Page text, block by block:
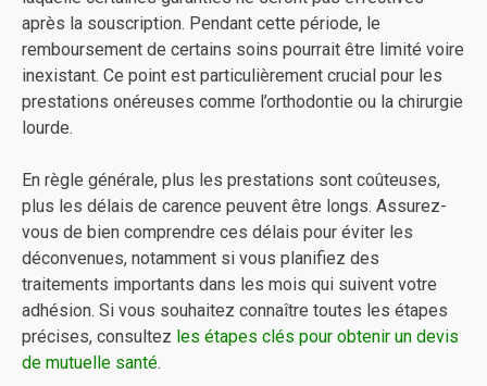
après la souscription. Pendant cette période, le
remboursement de certains soins pourrait être limité voire
inexistant. Ce point est particulièrement crucial pour les
prestations onéreuses comme l’orthodontie ou la chirurgie
lourde.
En règle générale, plus les prestations sont coûteuses,
plus les délais de carence peuvent être longs. Assurez-
vous de bien comprendre ces délais pour éviter les
déconvenues, notamment si vous planifiez des
traitements importants dans les mois qui suivent votre
adhésion. Si vous souhaitez connaître toutes les étapes
précises, consultez les étapes clés pour obtenir un devis
de mutuelle santé.